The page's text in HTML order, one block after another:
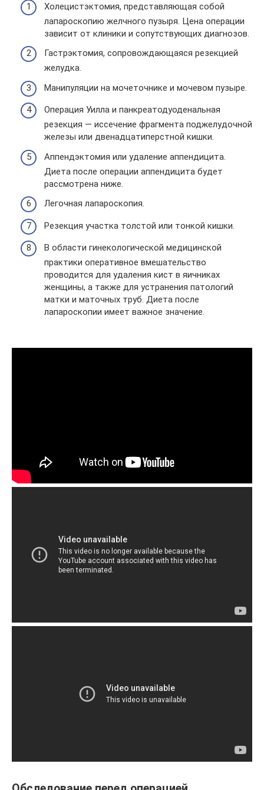
Холецистэктомия, представляющая собой
лапароскопию желчного пузыря. Цена операции
зависит от клиники и сопутствующих диагнозов.
Гастрэктомия, сопровождающаяся резекцией
желудка.
Манипуляции на мочеточнике и мочевом пузыре.
Операция Уилла и панкреатодуоденальная
резекция — иссечение фрагмента поджелудочной
железы или двенадцатиперстной кишки.
Аппендэктомия или удаление аппендицита.
Диета после операции аппендицита будет
рассмотрена ниже.
Легочная лапароскопия.
Резекция участка толстой или тонкой кишки.
В области гинекологической медицинской
практики оперативное вмешательство
проводится для удаления кист в яичниках
женщины, а также для устранения патологий
матки и маточных труб. Диета после
лапароскопии имеет важное значение.